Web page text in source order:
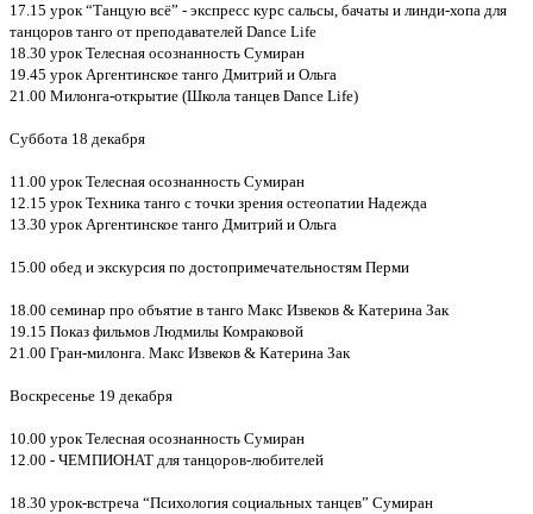
17.15 урок “Танцую всё” - экспресс курс сальсы, бачаты и линди-хопа для
танцоров танго от преподавателей Dance Life
18.30 урок Телесная осознанность Сумиран
19.45 урок Аргентинское танго Дмитрий и Ольга
21.00 Милонга-открытие (Школа танцев Dance Life)
Суббота 18 декабря
11.00 урок Телесная осознанность Сумиран
12.15 урок Техника танго с точки зрения остеопатии Надежда
13.30 урок Аргентинское танго Дмитрий и Ольга
15.00 обед и экскурсия по достопримечательностям Перми
18.00 семинар про объятие в танго Макс Извеков & Катерина Зак
19.15 Показ фильмов Людмилы Комраковой
21.00 Гран-милонга. Макс Извеков & Катерина Зак
Воскресенье 19 декабря
10.00 урок Телесная осознанность Сумиран
12.00 - ЧЕМПИОНАТ для танцоров-любителей
18.30 урок-встреча “Психология социальных танцев” Сумиран